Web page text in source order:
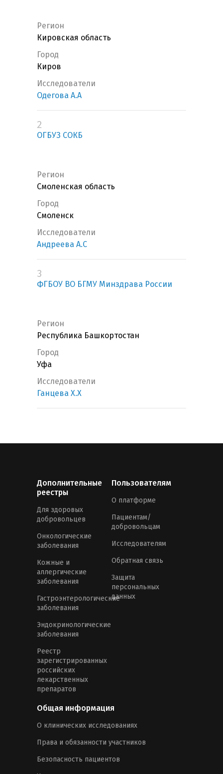
Регион
Кировская область
Город
Киров
Исследователи
Одегова А.А
2
ОГБУЗ СОКБ
Регион
Смоленская область
Город
Смоленск
Исследователи
Андреева А.С
3
ФГБОУ ВО БГМУ Минздрава России
Регион
Республика Башкортостан
Город
Уфа
Исследователи
Ганцева Х.Х
Дополнительные
реестры
Для здоровых
добровольцев
Онкологические
заболевания
Кожные и
аллергические
заболевания
Гастроэнтерологические
заболевания
Эндокринологические
заболевания
Реестр
зарегистрированных
российских
лекарственных
препаратов
Пользователям
О платформе
Пациентам/
добровольцам
Исследователям
Обратная связь
Защита
персональных
данных
Общая информация
О клинических исследованиях
Права и обязанности участников
Безопасность пациентов